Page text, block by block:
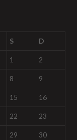
S D
1 2
8 9
15 16
22 23
29 30